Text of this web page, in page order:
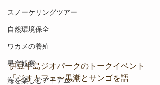
スノーケリングツアー
自然環境保全
ワカメの養殖
星空観察
海を楽しむアイテム
伊豆半島ジオパークのトークイベント
「ジオカフェ〜黒潮とサンゴを語